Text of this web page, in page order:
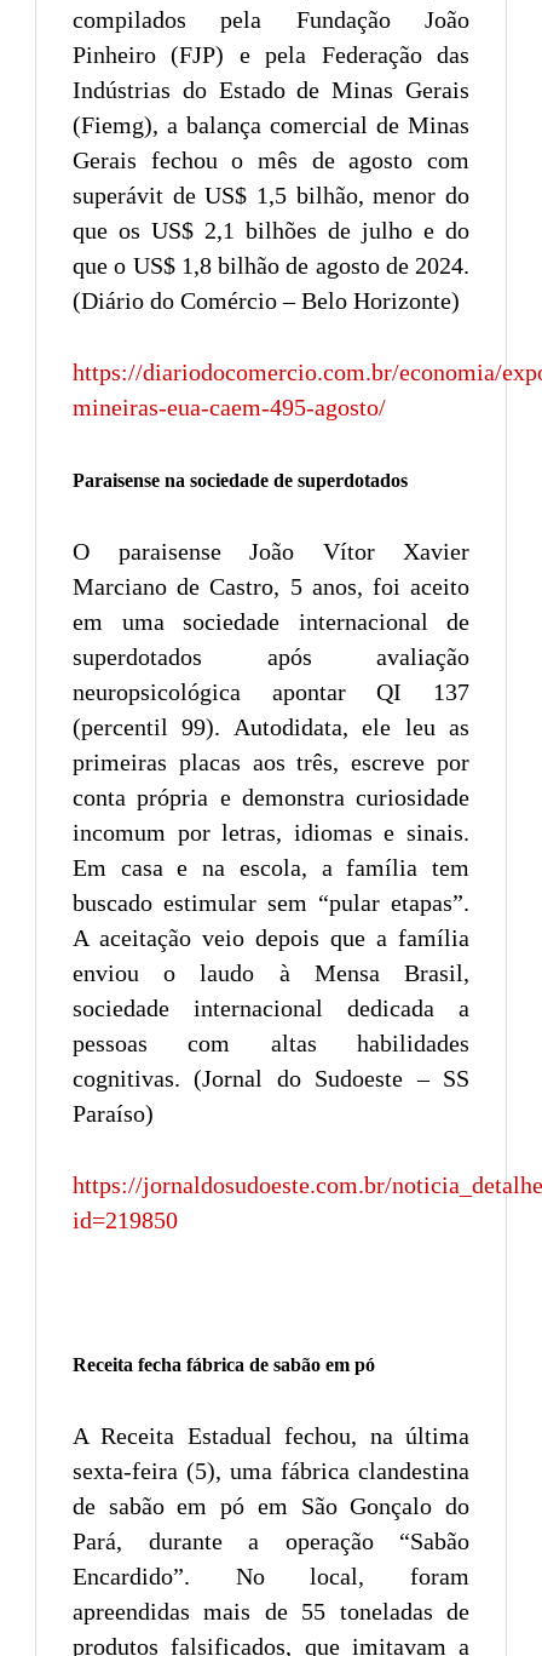
compilados pela Fundação João
Pinheiro (FJP) e pela Federação das
Indústrias do Estado de Minas Gerais
(Fiemg), a balança comercial de Minas
Gerais fechou o mês de agosto com
superávit de US$ 1,5 bilhão, menor do
que os US$ 2,1 bilhões de julho e do
que o US$ 1,8 bilhão de agosto de 2024.
(Diário do Comércio – Belo Horizonte)
https://diariodocomercio.com.br/economia/
mineiras-eua-caem-495-agosto/
Paraisense na sociedade de superdotados
O paraisense João Vítor Xavier
Marciano de Castro, 5 anos, foi aceito
em uma sociedade internacional de
superdotados após avaliação
neuropsicológica apontar QI 137
(percentil 99). Autodidata, ele leu as
primeiras placas aos três, escreve por
conta própria e demonstra curiosidade
incomum por letras, idiomas e sinais.
Em casa e na escola, a família tem
buscado estimular sem “pular etapas”.
A aceitação veio depois que a família
enviou o laudo à Mensa Brasil,
sociedade internacional dedicada a
pessoas com altas habilidades
cognitivas. (Jornal do Sudoeste – SS
Paraíso)
https://jornaldosudoeste.com.br/
id=219850
Receita fecha fábrica de sabão em pó
A Receita Estadual fechou, na última
sexta-feira (5), uma fábrica clandestina
de sabão em pó em São Gonçalo do
Pará, durante a operação “Sabão
Encardido”. No local, foram
apreendidas mais de 55 toneladas de
produtos falsificados, que imitavam a